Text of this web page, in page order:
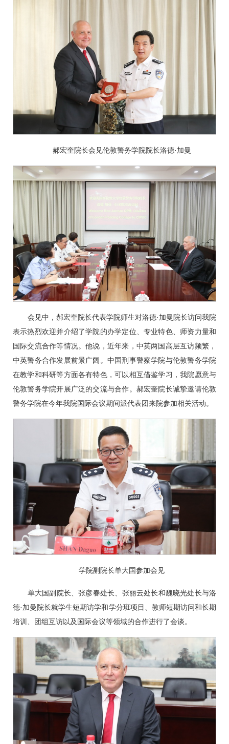
郝宏奎院长会见伦敦警务学院院长洛德·加曼
会见中，郝宏奎院长代表学院师生对洛德·加曼院长访问我院
表示热烈欢迎并介绍了学院的办学定位、专业特色、师资力量和
国际交流合作等情况。他说，近年来，中英两国高层互访频繁，
中英警务合作发展前景广阔。中国刑事警察学院与伦敦警务学院
在教学和科研等方面各有特色，可以相互借鉴学习，我院愿意与
伦敦警务学院开展广泛的交流与合作。郝宏奎院长诚挚邀请伦敦
警务学院在今年我院国际会议期间派代表团来院参加相关活动。
学院副院长单大国参加会见
单大国副院长、张彦春处长、张丽云处长和魏晓光处长与洛
德·加曼院长就学生短期访学和学分班项目、教师短期访问和长期
培训、团组互访以及国际会议等领域的合作进行了会谈。